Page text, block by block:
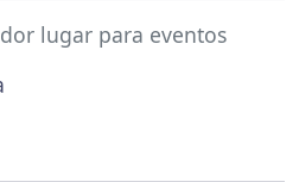
lugar para eventos